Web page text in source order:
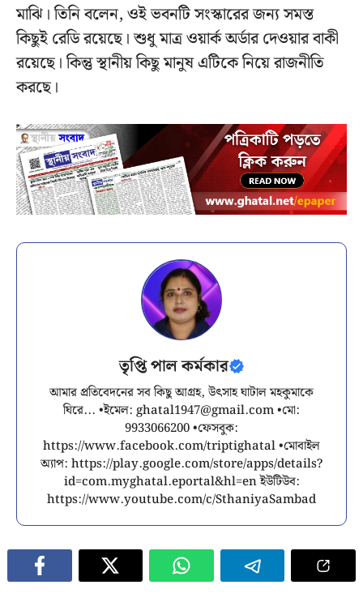
মাঝি। তিনি বলেন, ওই ভবনটি সংস্কারের জন্য সমস্ত
কিছুই রেডি রয়েছে। শুধু মাত্র ওয়ার্ক অর্ডার দেওয়ার বাকী
রয়েছে। কিন্তু স্থানীয় কিছু মানুষ এটিকে নিয়ে রাজনীতি
করছে।
তৃপ্তি পাল কর্মকার
আমার প্রতিবেদনের সব কিছু আগ্রহ, উৎসাহ ঘাটাল মহকুমাকে
ঘিরে... •ইমেল: ghatal1947@gmail.com•মো:
9933066200 •ফেসবুক:
https://www.facebook.com/triptighatal •মোবাইল
অ্যাপ: https://play.google.com/store/apps/details?
id=com.myghatal.eportal&hl=en ইউটিউব:
https://www.youtube.com/c/SthaniyaSambad